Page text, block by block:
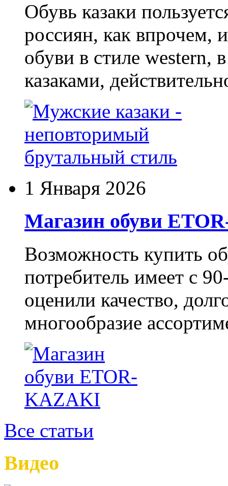
Обувь казаки
россиян, как впрочем,
обуви в стиле western,
казаками,
1 Января 2026
Магазин обуви
Возможность купить
потребитель имеет с
оценили качество,
многообразие
Все статьи
Видео